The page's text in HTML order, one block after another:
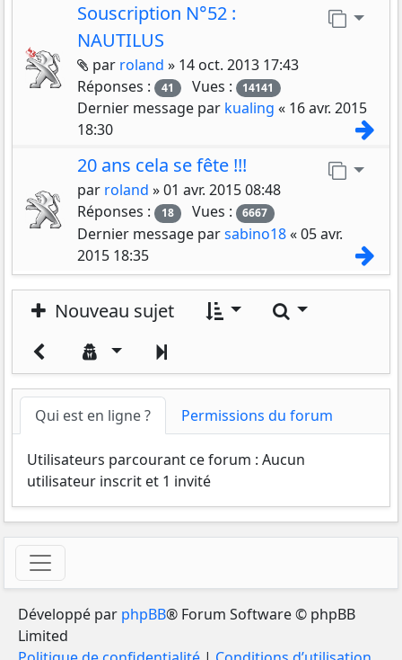
Aller
Souscription N°52 :
NAUTILUS
Pièces jointes
par roland » 14 oct. 2013 17:43
Réponses :
41 Vues : 14141
Dernier message par kualing « 16 avr. 2015
18:30
Aller
20 ans cela se fête !!!
par roland »01 avr. 2015 08:48
Réponses :
18 Vues : 6667
Dernier message parsabino18«05 avr.
2015 18:35
Nouveau sujet
Rechercher
Qui est en ligne ? Permissions du forum
Utilisateurs parcourant ce forum : Aucun
utilisateur inscrit et 1 invité
Développé par phpBB® Forum Software © phpBB
Limited